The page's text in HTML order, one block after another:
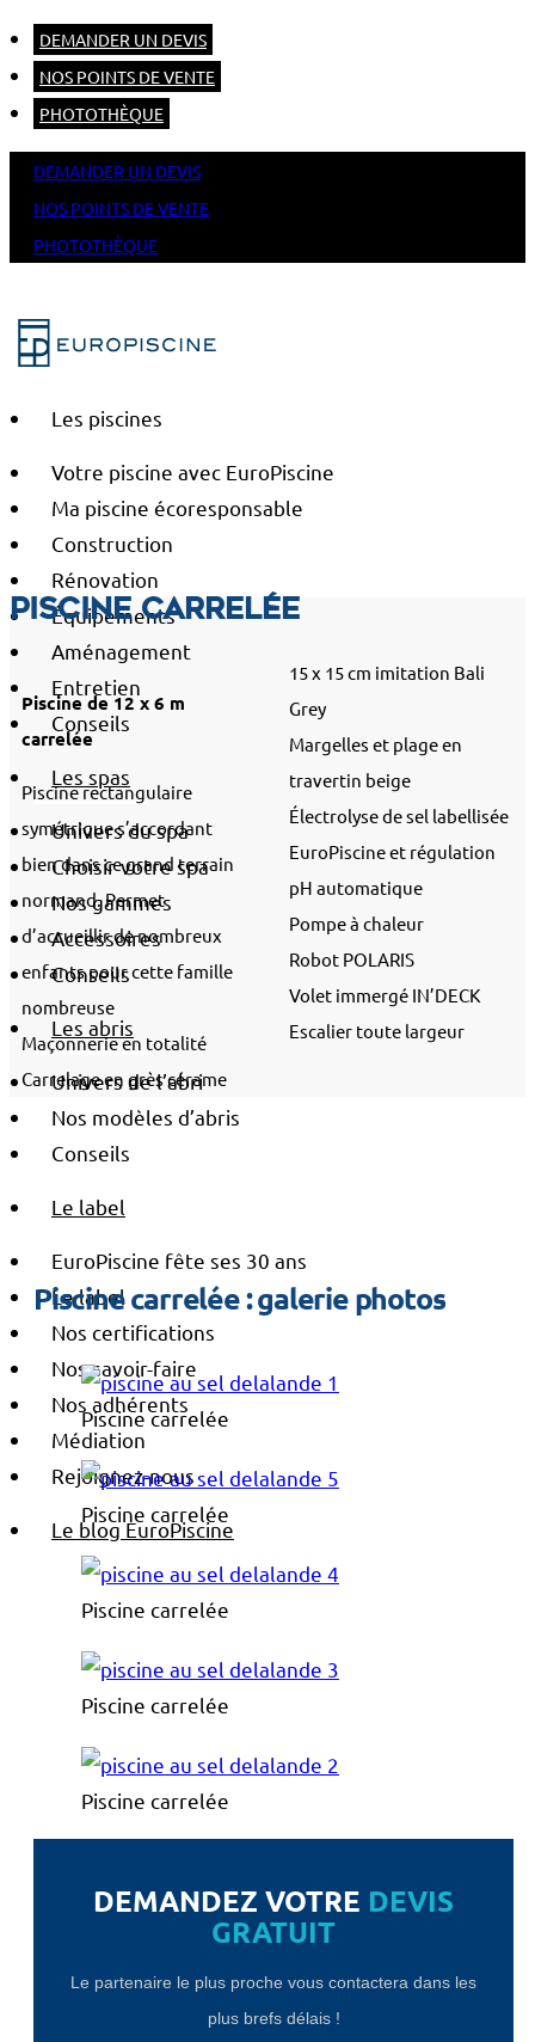
DEMANDER UN DEVIS
NOS POINTS DE VENTE
PHOTOTHÈQUE
DEMANDER UN DEVIS
NOS POINTS DE VENTE
PHOTOTHÈQUE
Les piscines
Votre piscine avec EuroPiscine
Ma piscine écoresponsable
Construction
Rénovation
Équipements
Aménagement
Entretien
Conseils
Les spas
Univers du spa
Choisir votre spa
Nos gammes
Accessoires
Conseils
Les abris
Univers de l’abri
Nos modèles d’abris
Conseils
Le label
EuroPiscine fête ses 30 ans
Le label
Nos certifications
Nos savoir-faire
Nos adhérents
Médiation
Rejoignez-nous
Le blog EuroPiscine
Piscine carrelée
Piscine de 12 x 6 m
carrelée
Piscine rectangulaire
symétrique s’accordant
bien dans ce grand terrain
normand. Permet
d’accueillir de nombreux
enfants pour cette famille
nombreuse
Maçonnerie en totalité
Carrelage en grès cérame
15 x 15 cm imitation Bali
Grey
Margelles et plage en
travertin beige
Électrolyse de sel labellisée
EuroPiscine et régulation
pH automatique
Pompe à chaleur
Robot POLARIS
Volet immergé IN’DECK
Escalier toute largeur
Piscine carrelée : galerie photos
Piscine carrelée
Piscine carrelée
Piscine carrelée
Piscine carrelée
Piscine carrelée
DEMANDEZ VOTRE DEVIS
GRATUIT
Le partenaire le plus proche vous contactera dans les
plus brefs délais !